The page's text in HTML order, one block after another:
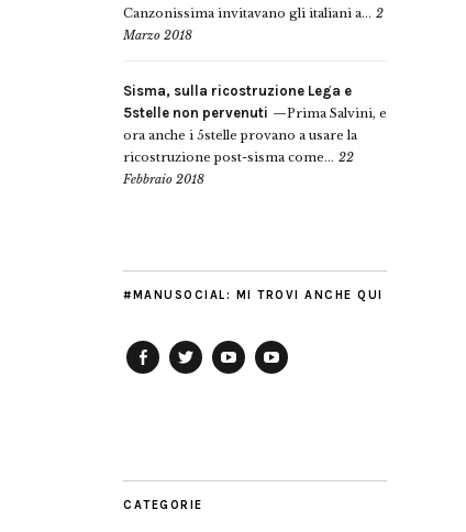
Canzonissima invitavano gli italiani a... 2
Marzo 2018
Sisma, sulla ricostruzione Lega e
5stelle non pervenuti
Prima Salvini, e
ora anche i 5stelle provano a usare la
ricostruzione post-sisma come... 22
Febbraio 2018
#MANUSOCIAL: MI TROVI ANCHE QUI
CATEGORIE